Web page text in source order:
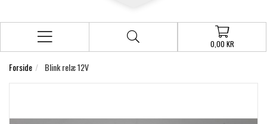
0,00 KR
Forside Blink relæ 12V